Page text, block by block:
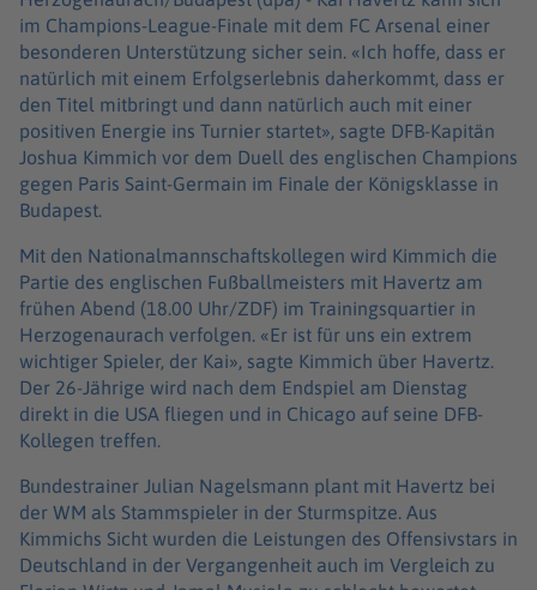
im Champions-League-Finale mit dem FC Arsenal einer
besonderen Unterstützung sicher sein. «Ich hoffe, dass er
natürlich mit einem Erfolgserlebnis daherkommt, dass er
den Titel mitbringt und dann natürlich auch mit einer
positiven Energie ins Turnier startet», sagte DFB-Kapitän
Joshua Kimmich vor dem Duell des englischen Champions
gegen Paris Saint-Germain im Finale der Königsklasse in
Budapest.
Mit den Nationalmannschaftskollegen wird Kimmich die
Partie des englischen Fußballmeisters mit Havertz am
frühen Abend (18.00 Uhr/ZDF) im Trainingsquartier in
Herzogenaurach verfolgen. «Er ist für uns ein extrem
wichtiger Spieler, der Kai», sagte Kimmich über Havertz.
Der 26-Jährige wird nach dem Endspiel am Dienstag
direkt in die USA fliegen und in Chicago auf seine DFB-
Kollegen treffen.
Bundestrainer Julian Nagelsmann plant mit Havertz bei
der WM als Stammspieler in der Sturmspitze. Aus
Kimmichs Sicht wurden die Leistungen des Offensivstars in
Deutschland in der Vergangenheit auch im Vergleich zu